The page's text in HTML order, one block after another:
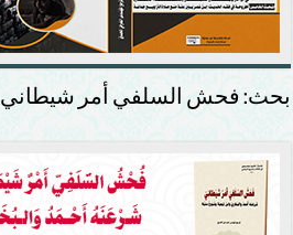
بحث: فحش السلفي أمر شيطاني